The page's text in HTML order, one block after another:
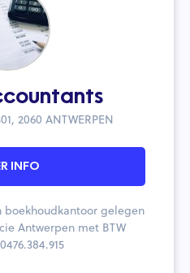
2060 ANTWERPEN
INFO
boekhoudkantoor gelegen
Antwerpen met BTW